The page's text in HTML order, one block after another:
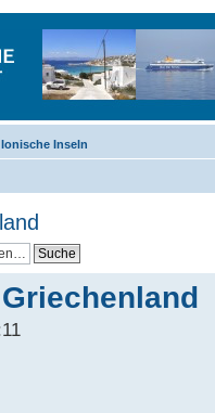
Ionische Inseln